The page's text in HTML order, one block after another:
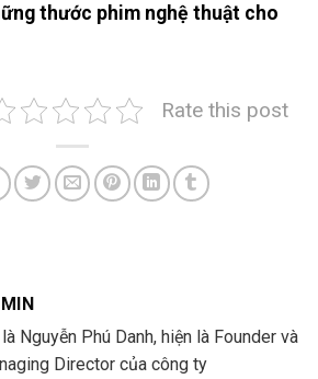
thước phim nghệ thuật cho
Rate this post
Nguyễn Phú Danh, hiện là Founder và
Director của công ty